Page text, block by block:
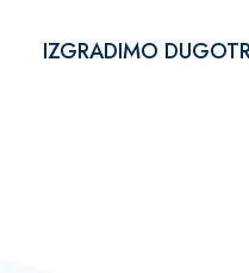
IZGRADIMO